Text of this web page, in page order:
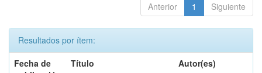
Anterior 1 Siguiente
Resultados por ítem:
Fecha de
Título Autor(es)